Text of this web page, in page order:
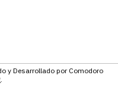
y Desarrollado por Comodoro